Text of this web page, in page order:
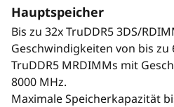
e
KI-gesteuertes
vorausschauende
von
Hauptspeicher
Bis zu 32x TruDDR5 3DS/
Geschwindigkeiten von bis zu
TruDDR5 MRDIMMs mit
8000 MHz.
Maximale Speicherkapazität